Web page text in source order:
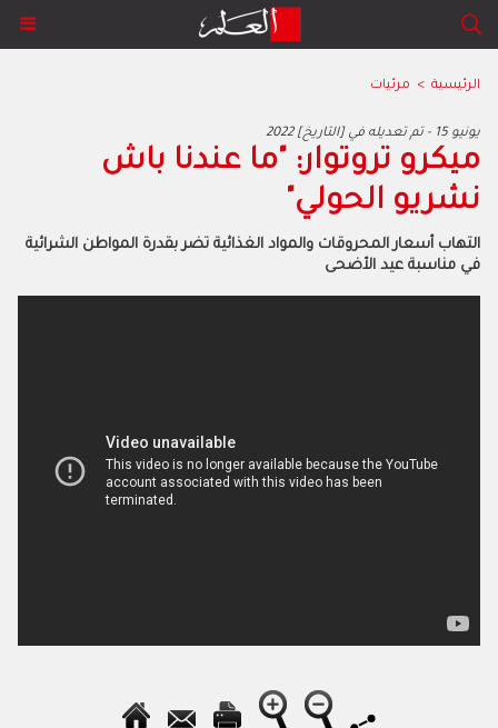
الرئيسية > مرئيات
2022 يونيو 15 - تم تعديله في [التاريخ]
ميكرو تروتوار: "ما عندنا باش
نشريو الحولي"
التهاب أسعار المحروقات والمواد الغذائية تضر بقدرة المواطن الشرائية
في مناسبة عيد الأضحى